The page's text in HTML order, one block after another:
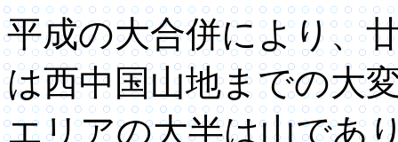
平成の大合併により、
は西中国山地までの大
エリアの大半は山であ